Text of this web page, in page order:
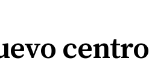
centro